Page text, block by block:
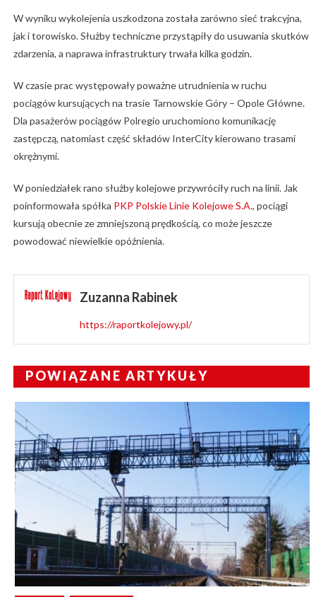
W wyniku wykolejenia uszkodzona została zarówno sieć trakcyjna,
jak i torowisko. Służby techniczne przystąpiły do usuwania skutków
zdarzenia, a naprawa infrastruktury trwała kilka godzin.
W czasie prac występowały poważne utrudnienia w ruchu
pociągów kursujących na trasie Tarnowskie Góry – Opole Główne.
Dla pasażerów pociągów Polregio uruchomiono komunikację
zastępczą, natomiast część składów InterCity kierowano trasami
okrężnymi.
W poniedziałek rano służby kolejowe przywróciły ruch na linii. Jak
poinformowała spółka PKP Polskie Linie Kolejowe S.A., pociągi
kursują obecnie ze zmniejszoną prędkością, co może jeszcze
powodować niewielkie opóźnienia.
Zuzanna Rabinek
https://raportkolejowy.pl/
POWIĄZANE ARTYKUŁY